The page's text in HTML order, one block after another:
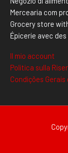
Mercearia com
Grocery store
Épicerie avec
Il mio account
Politica sulla
Condições Gerais